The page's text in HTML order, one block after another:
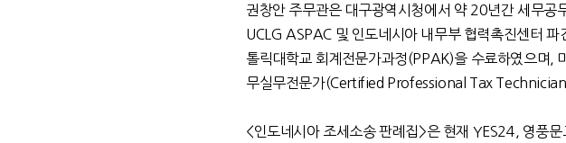
권창안 주무관은 대구광역시청에서 약20년간 세무공
UCLG ASPAC 및 인도네시아 내무부 협력촉진센터 파
톨릭대학교 회계전문가과정(PPAK)을 수료하였으며
무실무전문가(Certified Professional Tax
<인도네시아 조세소송 판례집>은 현재 YES24, 영풍문